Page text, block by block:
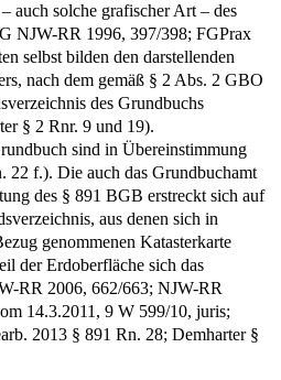
auch solche grafischer Art – des
NJW-RR 1996, 397/398; FGPrax
selbst bilden den darstellenden
nach dem gemäß § 2 Abs. 2 GBO
des Grundbuchs
§ 2 Rnr. 9 und 19).
sind in Übereinstimmung
22 f.). Die auch das Grundbuchamt
des § 891 BGB erstreckt sich auf
aus denen sich in
genommenen Katasterkarte
der Erdoberfläche sich das
RR 2006, 662/663; NJW-RR
14.3.2011, 9 W 599/10, juris;
2013 § 891 Rn. 28; Demharter §